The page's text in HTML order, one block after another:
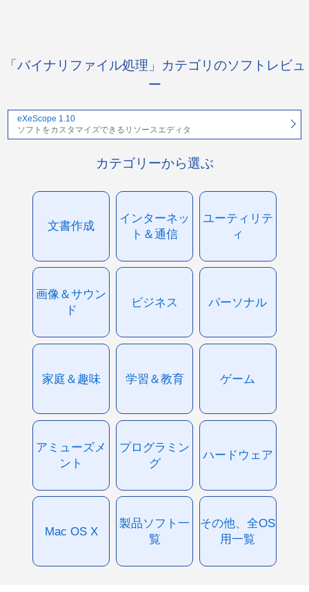
「バイナリファイル処理」カテゴリのソフトレビュ
ー
eXeScope 1.10
ソフトをカスタマイズできるリソースエディタ
カテゴリーから選ぶ
文書作成
インターネッ
ト＆通信
ユーティリテ
ィ
画像＆サウン
ド
ビジネス パーソナル
家庭＆趣味 学習＆教育 ゲーム
アミューズメ
ント
プログラミン
グ
ハードウェア
Mac OS X
製品ソフト一
覧
その他、全OS
用一覧